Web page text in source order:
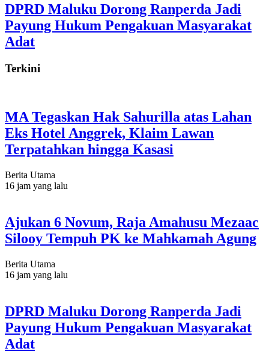
DPRD Maluku Dorong Ranperda Jadi
Payung Hukum Pengakuan Masyarakat
Adat
Terkini
MA Tegaskan Hak Sahurilla atas Lahan
Eks Hotel Anggrek, Klaim Lawan
Terpatahkan hingga Kasasi
Berita Utama
16 jam yang lalu
Ajukan 6 Novum, Raja Amahusu Mezaac
Silooy Tempuh PK ke Mahkamah Agung
Berita Utama
16 jam yang lalu
DPRD Maluku Dorong Ranperda Jadi
Payung Hukum Pengakuan Masyarakat
Adat